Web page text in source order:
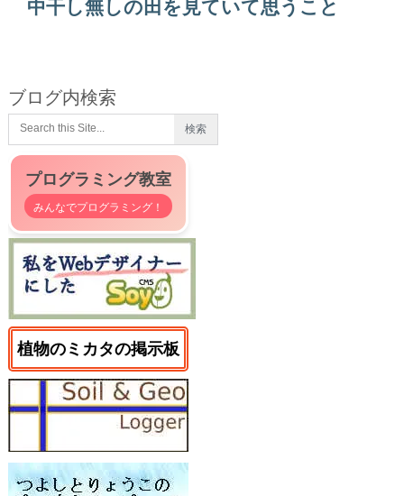
中干し無しの田を見ていて思うこと
ブログ内検索
プログラミング教室
みんなでプログラミング！
植物のミカタの掲示板